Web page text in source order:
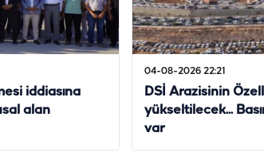
iddiasına
alan
04-08-2026 22:21
DSİ Arazisinin
yükseltilecek...
var